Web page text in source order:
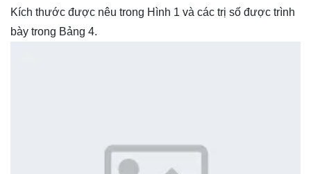
Kích thước được nêu trong Hình 1 và các trị số được trình
bày trong Bảng 4.